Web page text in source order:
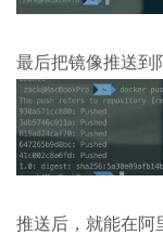
最后把镜像推送到
推送后，就能在阿